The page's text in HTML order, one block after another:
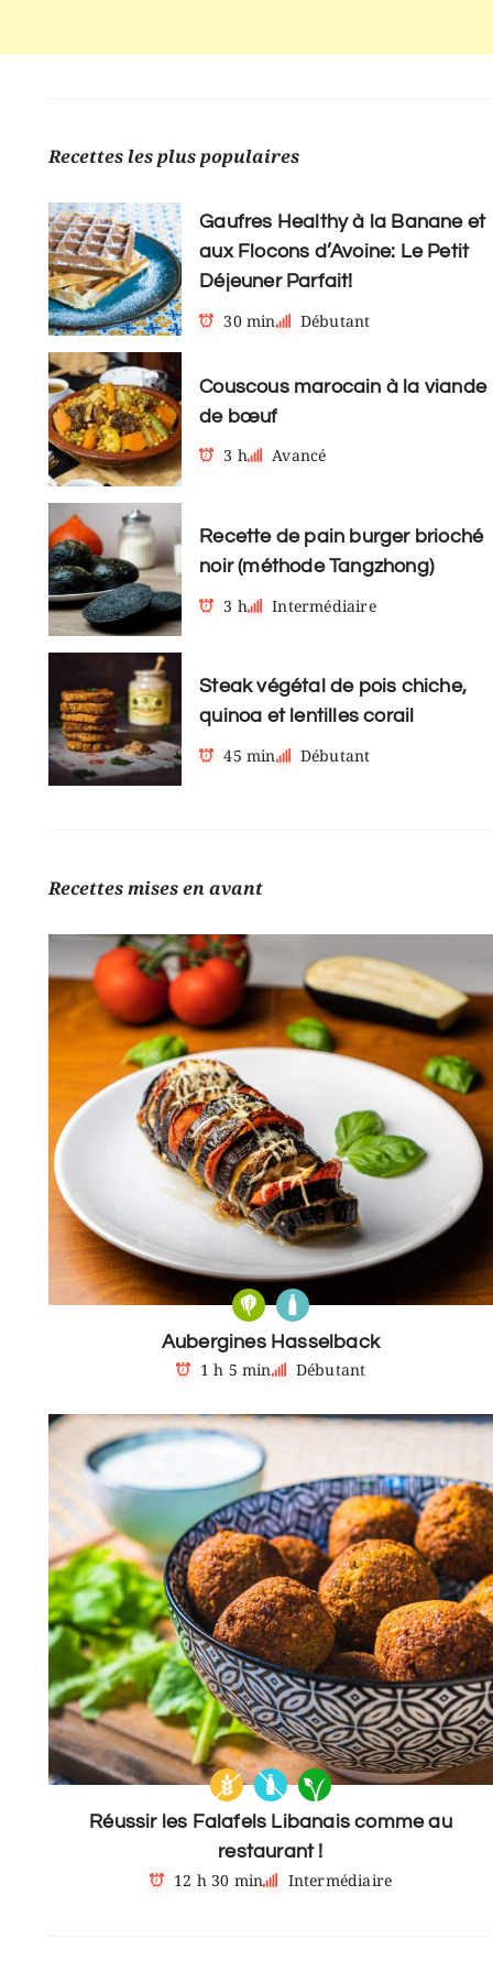
Recettes les plus populaires
Gaufres Healthy à la Banane et
aux Flocons d’Avoine: Le Petit
Déjeuner Parfait!
30 min
Débutant
Couscous marocain à la viande
de bœuf
3 h
Avancé
Recette de pain burger brioché
noir (méthode Tangzhong)
3 h
Intermédiaire
Steak végétal de pois chiche,
quinoa et lentilles corail
45 min
Débutant
Recettes mises en avant
Aubergines Hasselback
1 h 5 min
Débutant
Réussir les Falafels Libanais comme au
restaurant !
12 h 30 min
Intermédiaire